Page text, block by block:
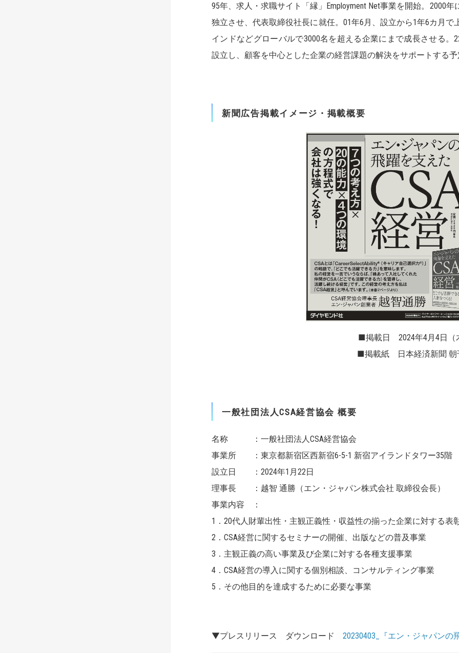
95年、求人・求職サイト「縁」Employment Net事業を開始。2000
独立させ、代表取締役社長に就任。01年6月、設立から1年6カ月
インドなどグローバルで3000名を超える企業にまで成長させる。
設立し、顧客を中心とした企業の経営課題の解決をサポートする
新聞広告掲載イメージ・掲載概要
■掲載日 2024年4月4日（
■掲載紙 日本経済新聞 朝
一般社団法人CSA経営協会 概要
名称 ：一般社団法人CSA経営協会
事業所 ：東京都新宿区西新宿6-5-1 新宿アイランドタワー35階
設立日 ：2024年1月22日
理事長 ：越智 通勝（エン・ジャパン株式会社 取締役会長）
事業内容 ：
1．20代人財輩出性・主観正義性・収益性の揃った企業に対する表
2．CSA経営に関するセミナーの開催、出版などの普及事業
3．主観正義の高い事業及び企業に対する各種支援事業
4．CSA経営の導入に関する個別相談、コンサルティング事業
5．その他目的を達成するために必要な事業
▼プレスリリース ダウンロード 20230403_『エン・ジャパンの